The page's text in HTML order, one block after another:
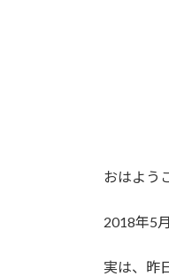
おはよう
2018年5
実は、昨